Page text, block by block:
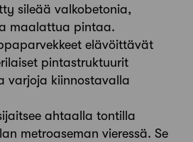
sileää valkobetonia,
maalattua pintaa.
elävöittävät
pintastruktuurit
varjoja kiinnostavalla
ahtaalla tontilla
metroaseman vieressä. Se